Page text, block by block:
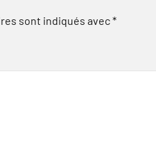
sont indiqués avec*